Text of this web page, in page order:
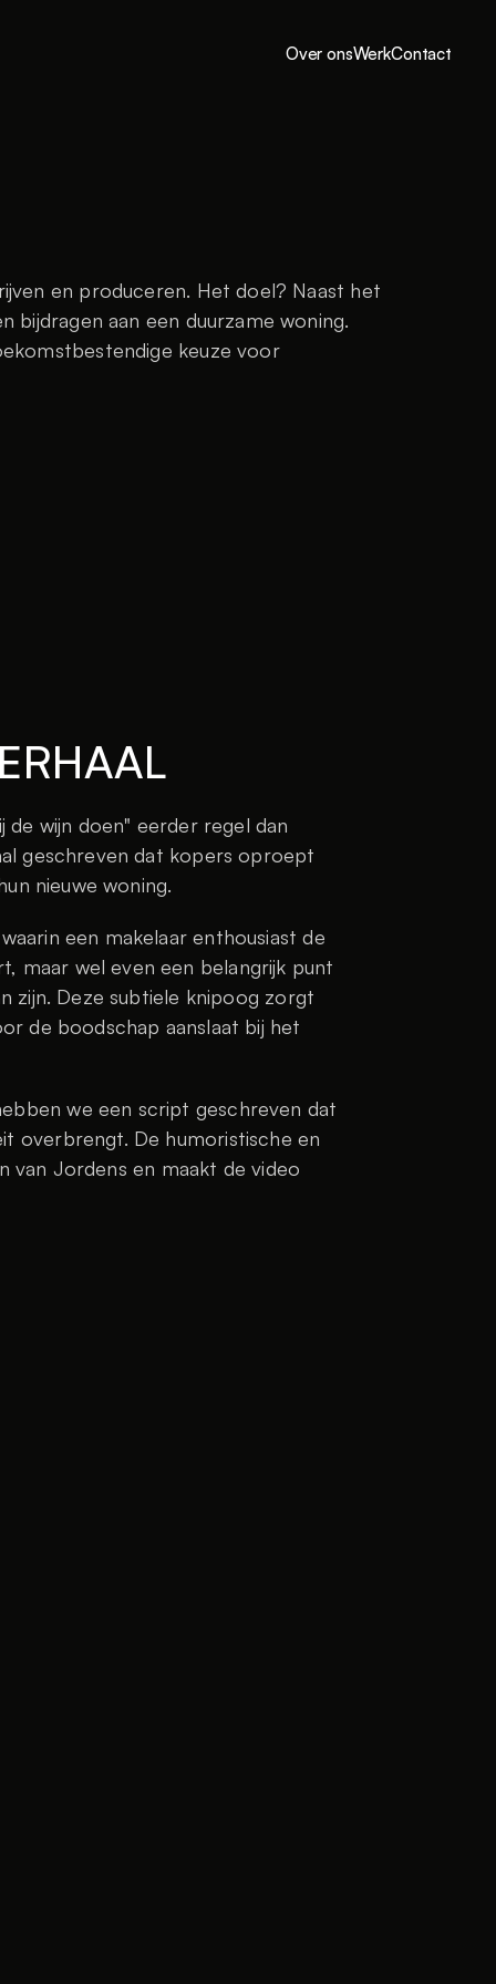
Over onsWerkContact
en produceren. Het doel? Naast het
aan een duurzame woning.
keuze voor
wijn doen" eerder regel dan
geschreven dat kopers oproept
nieuwe woning.
een makelaar enthousiast de
maar wel even een belangrijk punt
zijn. Deze subtiele knipoog zorgt
de boodschap aanslaat bij het
we een script geschreven dat
overbrengt. De humoristische en
van Jordens en maakt de video